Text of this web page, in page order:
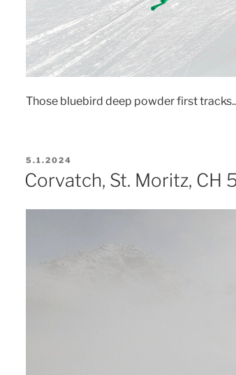
Those bluebird deep powder first
PUBLIKOVÁNO
5.1.2024
Corvatch, St. Moritz, CH